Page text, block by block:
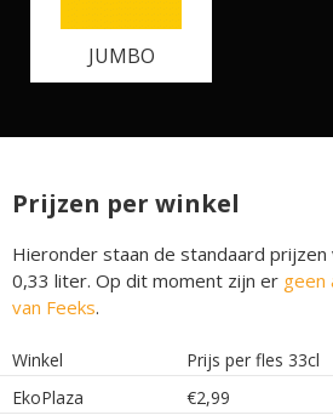
JUMBO
Prijzen per winkel
Hieronder staan de standaard prijzen
0,33 liter. Op dit moment zijn er geen
van Feeks.
Winkel Prijs per fles 33cl
EkoPlaza
€2,99